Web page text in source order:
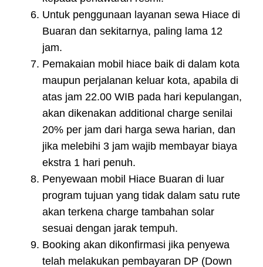
Untuk penggunaan layanan sewa Hiace di
Buaran dan sekitarnya, paling lama 12
jam.
Pemakaian mobil hiace baik di dalam kota
maupun perjalanan keluar kota, apabila di
atas jam 22.00 WIB pada hari kepulangan,
akan dikenakan additional charge senilai
20% per jam dari harga sewa harian, dan
jika melebihi 3 jam wajib membayar biaya
ekstra 1 hari penuh.
Penyewaan mobil Hiace Buaran di luar
program tujuan yang tidak dalam satu rute
akan terkena charge tambahan solar
sesuai dengan jarak tempuh.
Booking akan dikonfirmasi jika penyewa
telah melakukan pembayaran DP (Down